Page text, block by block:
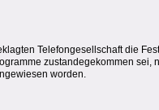
Telefongesellschaft die
zustandegekommen
worden.